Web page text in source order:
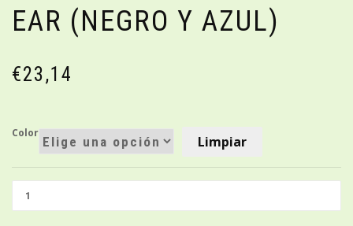
EAR (NEGRO Y AZUL)
€23,14
Color Limpiar